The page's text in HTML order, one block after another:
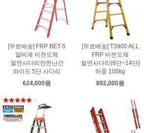
[무료배송] FRP BET-5
말비계 비전도체
절연사다리안전난간
와이드 5단 사다리
624,000원
[무료배송] T3900 ALL
FRP 비전도체
절연사다리(6단~14단)
하중 100kg
892,000원